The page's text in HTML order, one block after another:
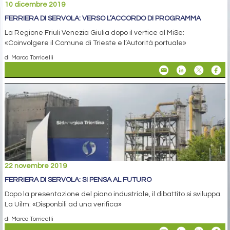
10 dicembre 2019
FERRIERA DI SERVOLA: VERSO L’ACCORDO DI PROGRAMMA
La Regione Friuli Venezia Giulia dopo il vertice al MiSe:
«Coinvolgere il Comune di Trieste e l’Autorità portuale»
di Marco Torricelli
22 novembre 2019
FERRIERA DI SERVOLA: SI PENSA AL FUTURO
Dopo la presentazione del piano industriale, il dibattito si sviluppa.
La Uilm: «Disponbili ad una verifica»
di Marco Torricelli